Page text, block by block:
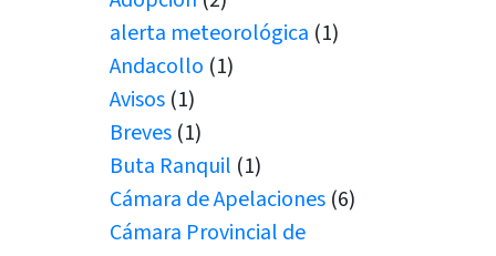
alerta meteorológica (1)
Andacollo (1)
Avisos (1)
Breves (1)
Buta Ranquil (1)
Cámara de Apelaciones (6)
Cámara Provincial de